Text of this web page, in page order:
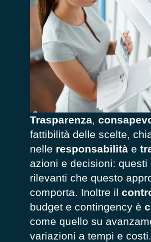
Trasparenza,
fattibilità delle scelte,
nelle responsabilità e
azioni e decisioni:
rilevanti che questo
comporta. Inoltre il
budget e contingency è
come quello su
variazioni a tempi e